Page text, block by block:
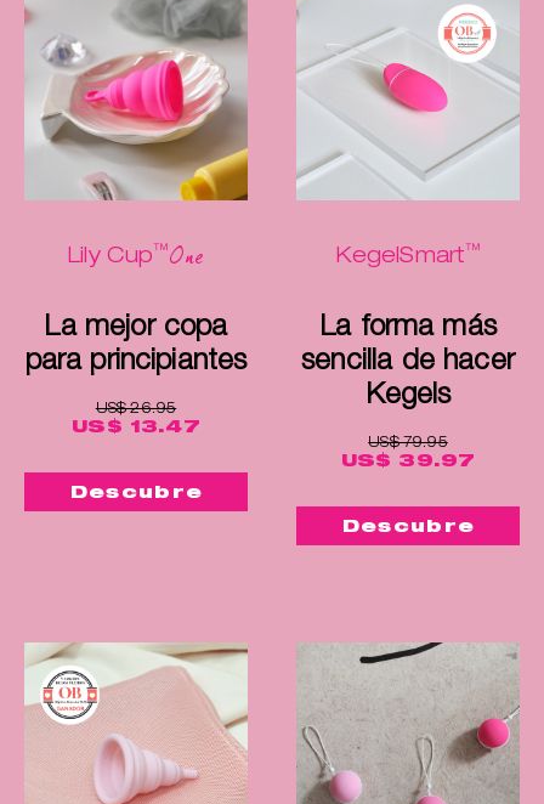
Lily Cup™One
La mejor copa
para principiantes
US$ 26.95
US$ 13.47
Descubre
KegelSmart™
La forma más
sencilla de hacer
Kegels
US$ 79.95
US$ 39.97
Descubre